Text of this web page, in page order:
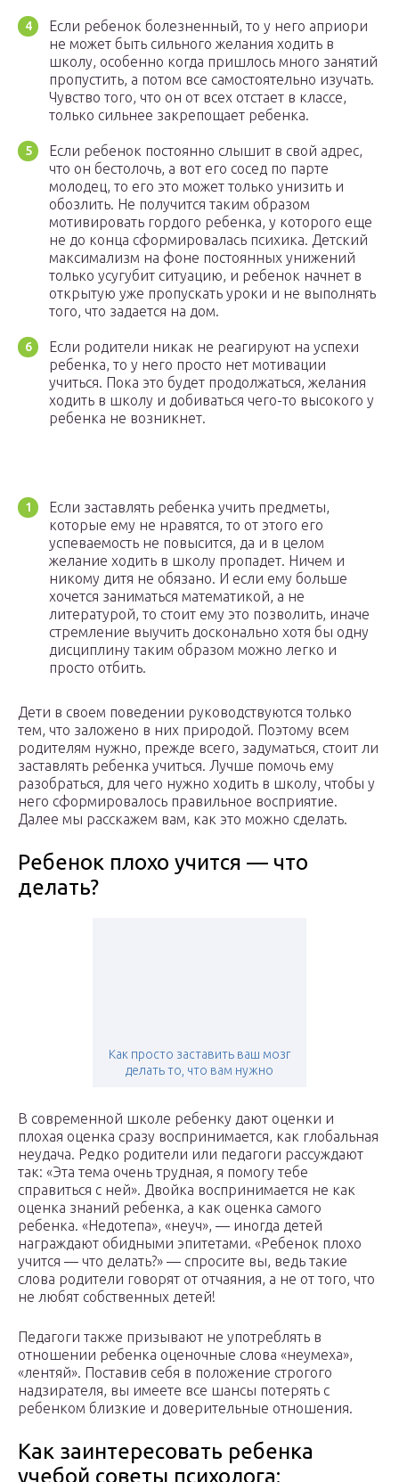
Если ребенок болезненный, то у него априори
не может быть сильного желания ходить в
школу, особенно когда пришлось много занятий
пропустить, а потом все самостоятельно изучать.
Чувство того, что он от всех отстает в классе,
только сильнее закрепощает ребенка.
Если ребенок постоянно слышит в свой адрес,
что он бестолочь, а вот его сосед по парте
молодец, то его это может только унизить и
обозлить. Не получится таким образом
мотивировать гордого ребенка, у которого еще
не до конца сформировалась психика. Детский
максимализм на фоне постоянных унижений
только усугубит ситуацию, и ребенок начнет в
открытую уже пропускать уроки и не выполнять
того, что задается на дом.
Если родители никак не реагируют на успехи
ребенка, то у него просто нет мотивации
учиться. Пока это будет продолжаться, желания
ходить в школу и добиваться чего-то высокого у
ребенка не возникнет.
Если заставлять ребенка учить предметы,
которые ему не нравятся, то от этого его
успеваемость не повысится, да и в целом
желание ходить в школу пропадет. Ничем и
никому дитя не обязано. И если ему больше
хочется заниматься математикой, а не
литературой, то стоит ему это позволить, иначе
стремление выучить досконально хотя бы одну
дисциплину таким образом можно легко и
просто отбить.
Дети в своем поведении руководствуются только
тем, что заложено в них природой. Поэтому всем
родителям нужно, прежде всего, задуматься, стоит ли
заставлять ребенка учиться. Лучше помочь ему
разобраться, для чего нужно ходить в школу, чтобы у
него сформировалось правильное восприятие.
Далее мы расскажем вам, как это можно сделать.
Ребенок плохо учится — что
делать?
Как просто заставить ваш мозг
делать то, что вам нужно
В современной школе ребенку дают оценки и
плохая оценка сразу воспринимается, как глобальная
неудача. Редко родители или педагоги рассуждают
так: «Эта тема очень трудная, я помогу тебе
справиться с ней». Двойка воспринимается не как
оценка знаний ребенка, а как оценка самого
ребенка. «Недотепа», «неуч», — иногда детей
награждают обидными эпитетами. «Ребенок плохо
учится — что делать?» — спросите вы, ведь такие
слова родители говорят от отчаяния, а не от того, что
не любят собственных детей!
Педагоги также призывают не употреблять в
отношении ребенка оценочные слова «неумеха»,
«лентяй». Поставив себя в положение строгого
надзирателя, вы имеете все шансы потерять с
ребенком близкие и доверительные отношения.
Как заинтересовать ребенка
учебой советы психолога: